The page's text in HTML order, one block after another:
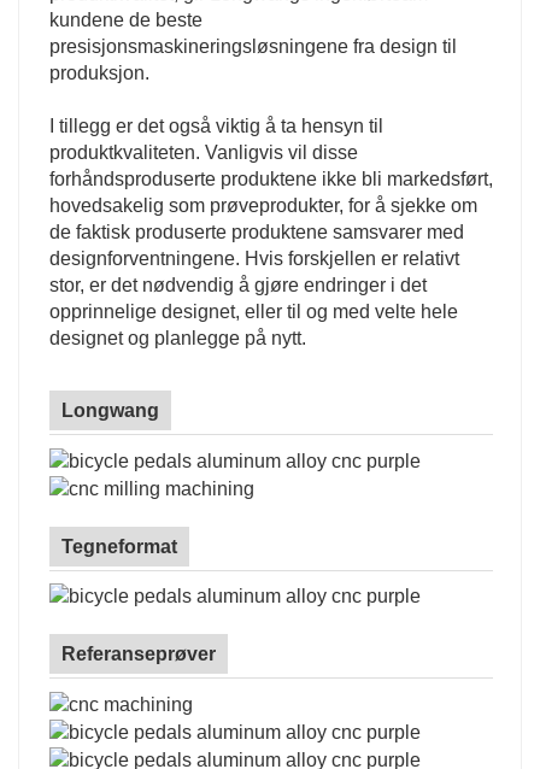
kundene de beste
presisjonsmaskineringsløsningene fra design til
produksjon.
I tillegg er det også viktig å ta hensyn til
produktkvaliteten. Vanligvis vil disse
forhåndsproduserte produktene ikke bli markedsført,
hovedsakelig som prøveprodukter, for å sjekke om
de faktisk produserte produktene samsvarer med
designforventningene. Hvis forskjellen er relativt
stor, er det nødvendig å gjøre endringer i det
opprinnelige designet, eller til og med velte hele
designet og planlegge på nytt.
Longwang
Tegneformat
Referanseprøver